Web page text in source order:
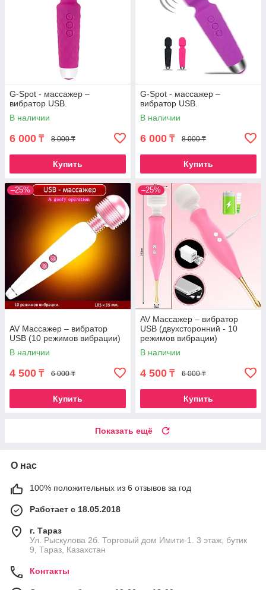
G-Spot - массажер –
вибратор USB.
В наличии
6 000 ₸ 8 000 ₸
Купить
G-Spot - массажер –
вибратор USB.
В наличии
6 000 ₸ 8 000 ₸
Купить
–25%
AV Массажер – вибратор
USB (10 режимов вибрации)
В наличии
4 500 ₸ 6 000 ₸
Купить
–25%
AV Массажер – вибратор
USB (двухсторонний - 10
режимов вибрации)
В наличии
4 500 ₸ 6 000 ₸
Купить
Показать ещё
О нас
100% положительных из 6 отзывов за год
Работает с 18.05.2018
г. Тараз
Ул. Рыскулова 2б. Торговый дом Имити-1. 3 этаж, бутик
9, Тараз, Казахстан
Контакты